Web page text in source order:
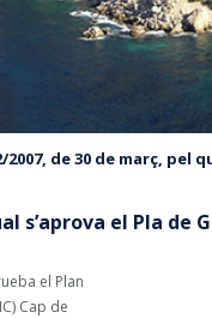
2007, de 30 de març, pel
s’aprova el Pla
el Plan
Cap de